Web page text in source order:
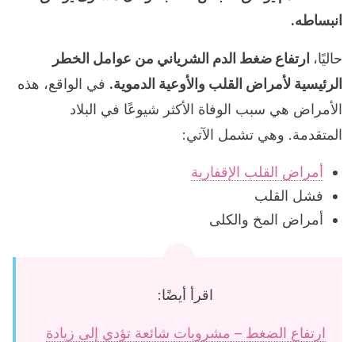
انبساطه.
حاليًا، ارتفاع ضغط الدم الشرياني من عوامل الخطر
الرئيسية لأمراض القلب والأوعية الدموية. في الواقع، هذه
الأمراض هي سبب الوفاة الأكثر شيوعًا في البلاد
المتقدمة. وهي تشمل الآتي:
أمراض القلب الإقفارية
فشل القلب
أمراض المخ والكلى
اقرأ أيضًا:
ارتفاع الضغط – مشروبات شائعة تؤدي إلى زيادة